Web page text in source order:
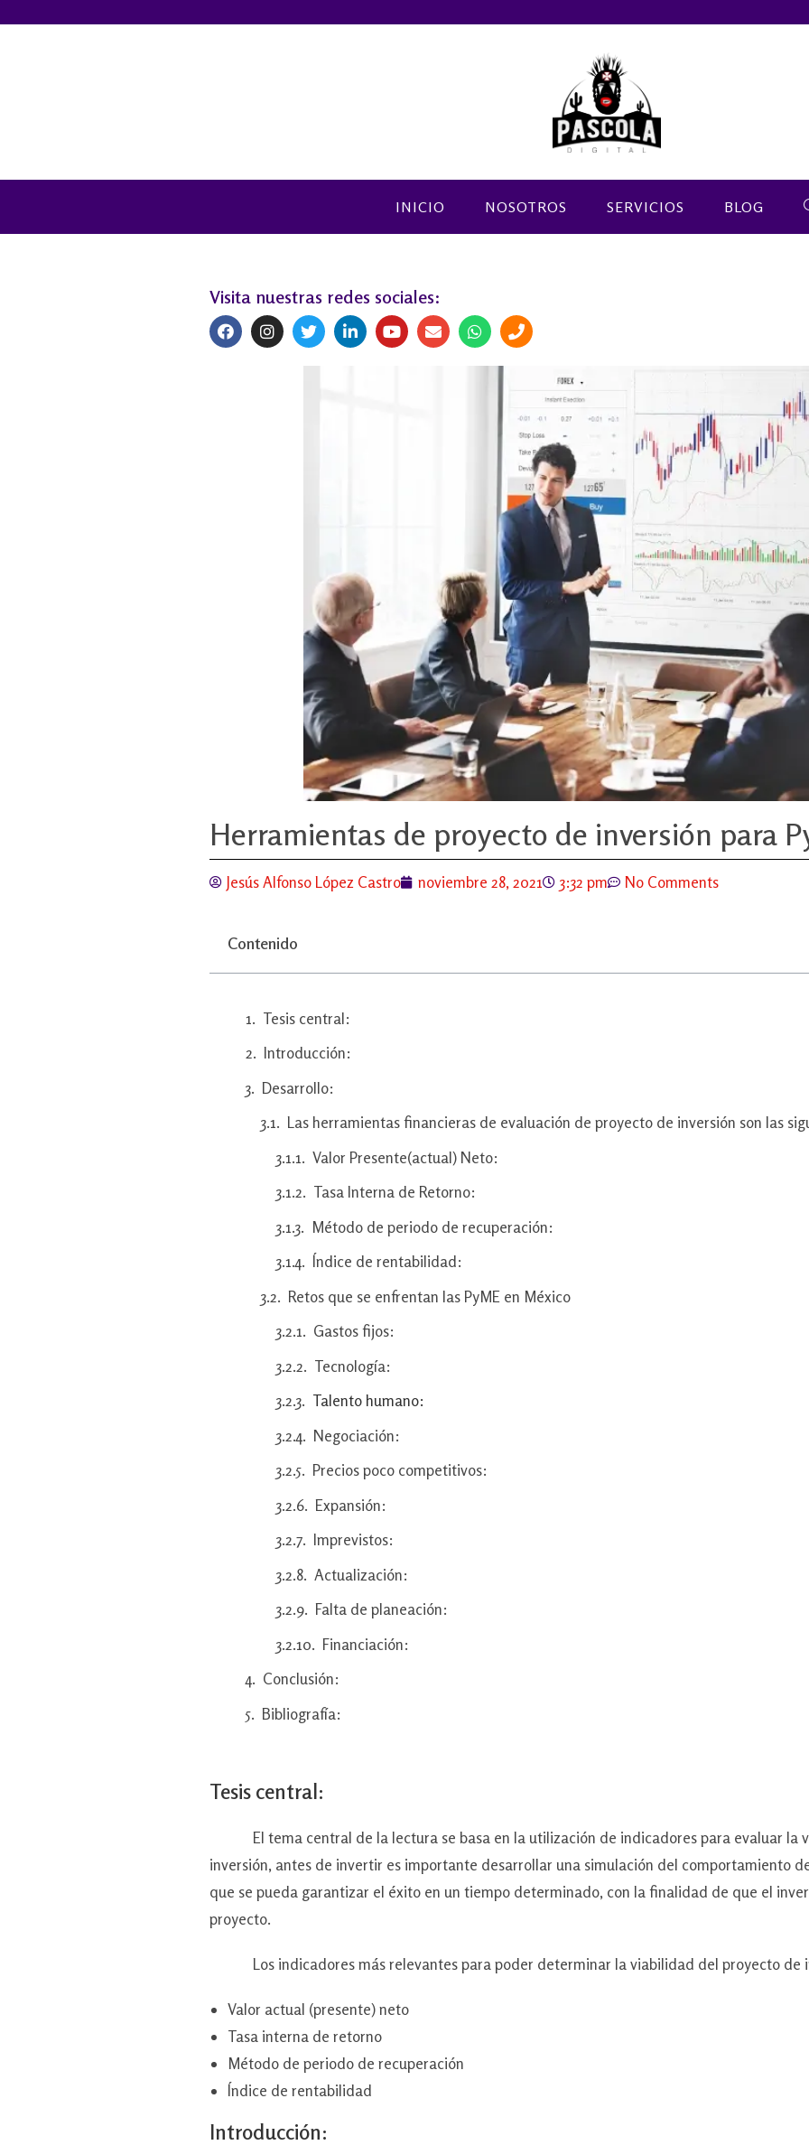
INICIO NOSOTROS SERVICIOS BLOG
Visita nuestras redes sociales:
Herramientas de proyecto de inversión para
Jesús Alfonso López Castro noviembre 28, 2021 3:32 pm No Comments
Contenido
Tesis central:
Introducción:
Desarrollo:
Las herramientas financieras de evaluación de proyecto de inversión son las
Valor Presente(actual) Neto:
Tasa Interna de Retorno:
Método de periodo de recuperación:
Índice de rentabilidad:
Retos que se enfrentan las PyME en México
Gastos fijos:
Tecnología:
Talento humano:
Negociación:
Precios poco competitivos:
Expansión:
Imprevistos:
Actualización:
Falta de planeación:
Financiación:
Conclusión:
Bibliografía:
Tesis central:
El tema central de la lectura se basa en la utilización de indicadores para evaluar la
inversión, antes de invertir es importante desarrollar una simulación del comportamiento
que se pueda garantizar el éxito en un tiempo determinado, con la finalidad de que el
proyecto.
Los indicadores más relevantes para poder determinar la viabilidad del proyecto de
Valor actual (presente) neto
Tasa interna de retorno
Método de periodo de recuperación
Índice de rentabilidad
Introducción: